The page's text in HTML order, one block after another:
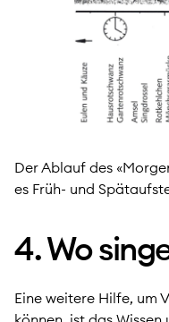
Der Ablauf des
es Früh- und
4. Wo
Eine weitere Hilfe, um